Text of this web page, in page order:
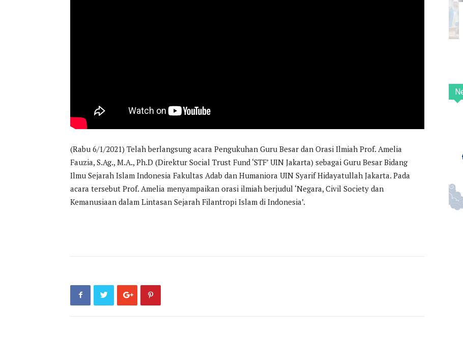
(Rabu 6/1/2021) Telah berlangsung acara Pengukuhan Guru Besar dan Orasi Ilmiah Prof. Amelia
Fauzia, S.Ag., M.A., Ph.D (Direktur Social Trust Fund ‘STF’ UIN Jakarta) sebagai Guru Besar Bidang
Ilmu Sejarah Islam Indonesia Fakultas Adab dan Humaniora UIN Syarif Hidayatullah Jakarta. Pada
acara tersebut Prof. Amelia menyampaikan orasi ilmiah berjudul ‘Negara, Civil Society dan
Kemanusiaan dalam Lintasan Sejarah Filantropi Islam di Indonesia’.